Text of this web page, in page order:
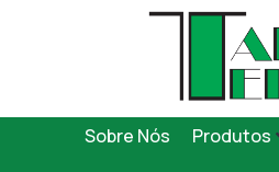
Sobre Nós Produtos